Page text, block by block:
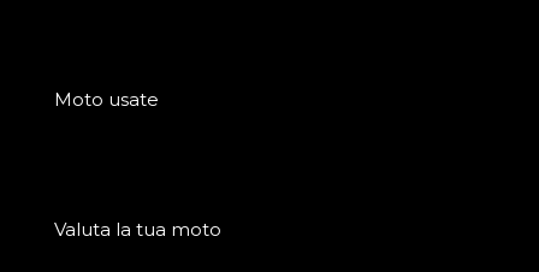
Moto usate
Valuta la tua moto